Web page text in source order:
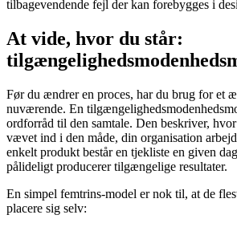
tilbagevendende fejl der kan forebygges i
At vide, hvor du står:
Før du ændrer en proces, har du brug for et
nuværende. En
ordforråd til den samtale. Den beskriver,
vævet ind i den måde, din organisation
enkelt produkt består en tjekliste en given
pålideligt producerer tilgængelige resultater.
En simpel femtrins-model er nok til, at de
placere sig selv: